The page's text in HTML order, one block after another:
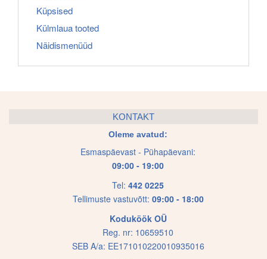
Küpsised
Külmlaua tooted
Näidismenüüd
KONTAKT
Oleme avatud:
Esmaspäevast - Pühapäevani:
09:00 - 19:00
Tel: 442 0225
Tellimuste vastuvõtt: 09:00 - 18:00
Koduköök OÜ
Reg. nr: 10659510
SEB A/a: EE171010220010935016